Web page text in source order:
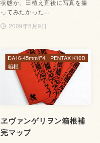
状態か、田植え直後に写真を撮
ってみたかった…
2009年6月9日
ヱヴァンゲリヲン箱根補
完マップ
DA16-45mm/F4
PENTAX K10D
箱根